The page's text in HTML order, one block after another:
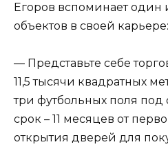
Егоров вспоминает один
объектов в своей карьере:
— Представьте себе
11,5 тысячи квадратных
три футбольных поля
срок – 11 месяцев от
открытия дверей для